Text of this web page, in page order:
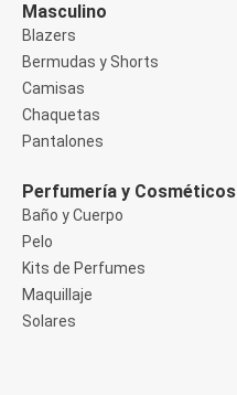
Pantalones
Algodón
Casual
Clochard
Deportivo
Jean
Jogger
Pantacourt
Pantalona
Social
Chaquetas
Blazers
Chaquetas
Chaquetas de punto
Saco liviano
Masculino
Blazers
Bermudas y Shorts
Camisas
Chaquetas
Pantalones
Perfumería y Cosméticos
Baño y Cuerpo
Pelo
Kits de Perfumes
Maquillaje
Solares